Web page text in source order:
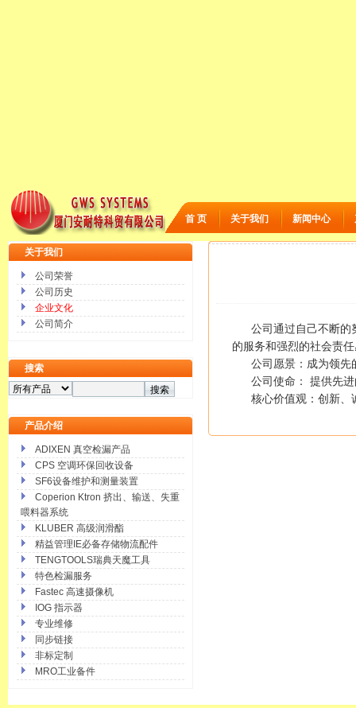
首 页 关于我们 新闻中心
关于我们
公司荣誉
公司历史
企业文化
公司简介
搜索
产品介绍
ADIXEN 真空检漏产品
CPS 空调环保回收设备
SF6设备维护和测量装置
Coperion Ktron 挤出、输送、失重
喂料器系统
KLUBER 高级润滑酯
精益管理IE必备存储物流配件
TENGTOOLS瑞典天魔工具
特色检漏服务
Fastec 高速摄像机
IOG 指示器
专业维修
同步链接
非标定制
MRO工业备件
公司通过自己不断的
的服务和强烈的社会责
公司愿景：成为领先
公司使命： 提供先进
核心价值观：创新、